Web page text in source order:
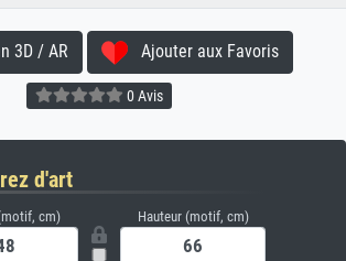
3D / AR Ajouter aux Favoris
0 Avis
d'art
cm) Hauteur (motif, cm)